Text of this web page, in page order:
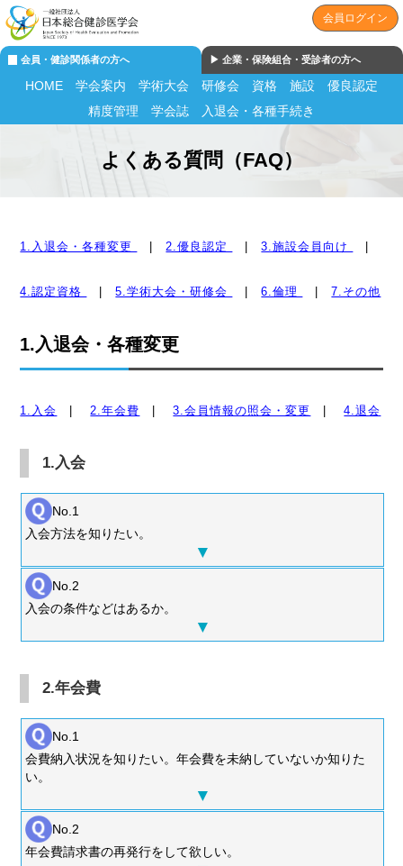
会員ログイン
会員・健診関係者の方へ ▶︎ 企業・保険組合・受診者の方へ
HOME 学会案内 学術大会 研修会 資格 施設
優良認定
精度管理
学会誌 入退会・各種手続き
よくある質問（FAQ）
1.入退会・各種変更 |2.優良認定 |3.施設会員向け
4.認定資格 |5.学術大会・研修会 |6.倫理 |7.その他
1.入退会・各種変更
1.入会 | 2.年会費 |3.会員情報の照会・変更 |4.退会
1.入会
No.1
入会方法を知りたい。
No.2
入会の条件などはあるか。
2.年会費
No.1
会費納入状況を知りたい。年会費を未納していないか知りた
い。
No.2
年会費請求書の再発行をして欲しい。